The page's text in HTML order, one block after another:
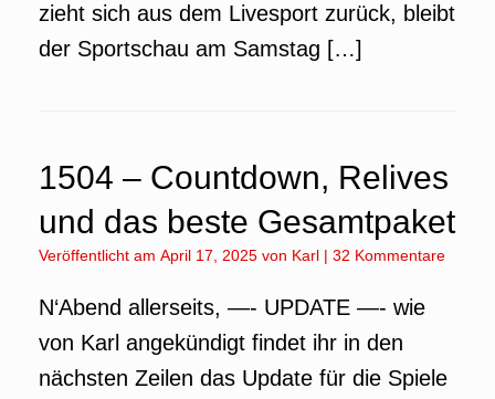
zieht sich aus dem Livesport zurück, bleibt
der Sportschau am Samstag […]
1504 – Countdown, Relives
und das beste Gesamtpaket
Veröffentlicht am April 17, 2025 von Karl | 32 Kommentare
N‘Abend allerseits, —- UPDATE —- wie
von Karl angekündigt findet ihr in den
nächsten Zeilen das Update für die Spiele